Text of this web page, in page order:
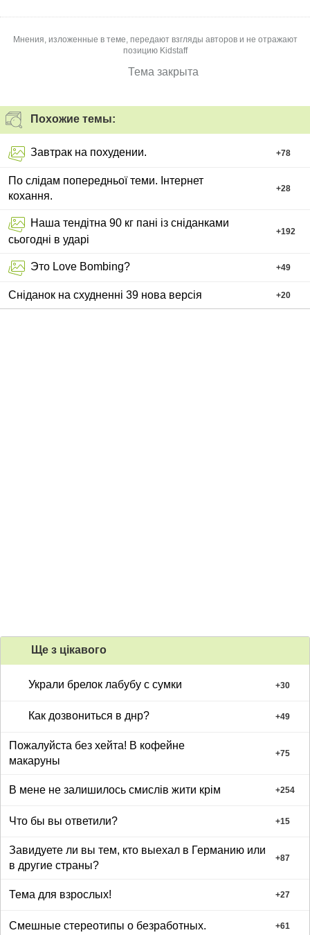
Мнения, изложенные в теме, передают взгляды авторов и не отражают
позицию Kidstaff
Тема закрыта
Похожие темы:
Завтрак на похудении. +78
По слідам попередньої теми. Інтернет
кохання.
+28
Наша тендітна 90 кг пані із сніданками
сьогодні в ударі
+192
Это Love Bombing? +49
Сніданок на схудненні 39 нова версія +20
Ще з цiкавого
Украли брелок лабубу с сумки +30
Как дозвониться в днр? +49
Пожалуйста без хейта! В кофейне
макаруны
+75
В мене не залишилось смислів жити крім +254
Что бы вы ответили? +15
Завидуете ли вы тем, кто выехал в Германию или
в другие страны?
+87
Тема для взрослых! +27
Смешные стереотипы о безработных. +61